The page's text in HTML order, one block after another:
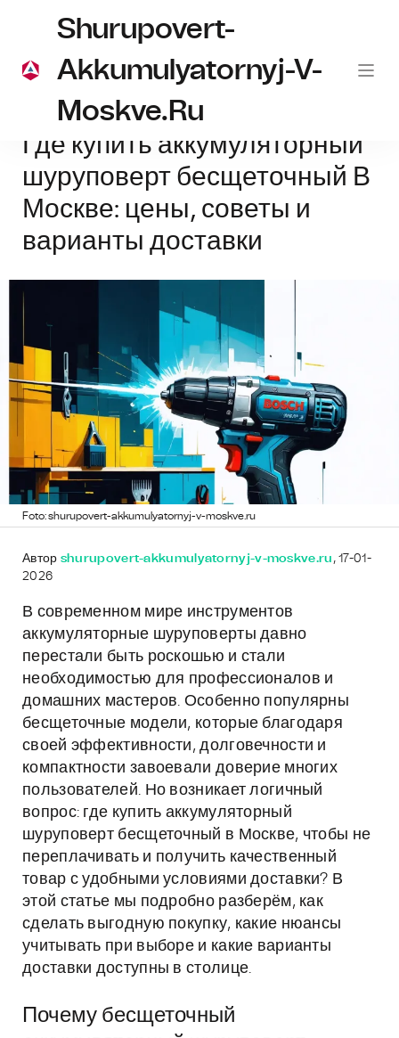
Shurupovert-
Akkumulyatornyj-V-
Moskve.ru
Главная аккумуляторный шуруповерт
Где купить аккумуляторный
шуруповерт бесщеточный В
Москве: цены, советы и
варианты доставки
Foto: shurupovert-akkumulyatornyj-v-moskve.ru
Автор shurupovert-akkumulyatornyj-v-moskve.ru , 17-01-
2026
В современном мире инструментов
аккумуляторные шуруповерты давно
перестали быть роскошью и стали
необходимостью для профессионалов и
домашних мастеров. Особенно популярны
бесщеточные модели, которые благодаря
своей эффективности, долговечности и
компактности завоевали доверие многих
пользователей. Но возникает логичный
вопрос: где купить аккумуляторный
шуруповерт бесщеточный в Москве, чтобы не
переплачивать и получить качественный
товар с удобными условиями доставки? В
этой статье мы подробно разберём, как
сделать выгодную покупку, какие нюансы
учитывать при выборе и какие варианты
доставки доступны в столице.
Почему бесщеточный